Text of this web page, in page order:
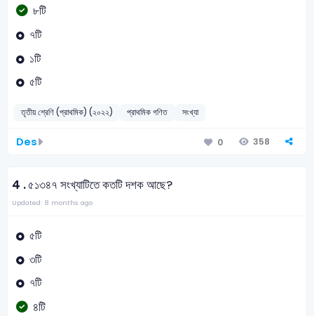
৮টি
৭টি
১টি
৫টি
তৃতীয় শ্রেণি (প্রাথমিক) (২০২২) প্রাথমিক গণিত সংখ্যা
Des 0 358
4 .৫১৩৪৭ সংখ্যাটিতে কতটি দশক আছে?
Updated: 8 months ago
৫টি
৩টি
৭টি
৪টি